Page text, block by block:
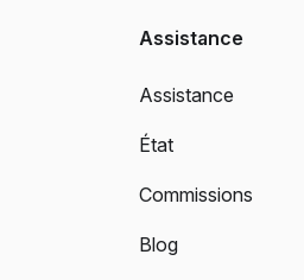
Assistance
Assistance
État
Commissions
Blog